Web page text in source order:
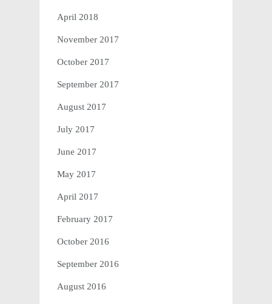
April 2018
November 2017
October 2017
September 2017
August 2017
July 2017
June 2017
May 2017
April 2017
February 2017
October 2016
September 2016
August 2016